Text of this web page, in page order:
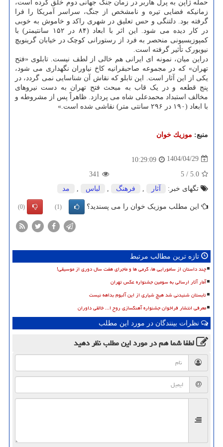
حمله ژاپن به پرل هاربر در زمان جنگ جهانی دوم خلق کرده است،
زمانیکه فضایی تیره و نامشخص از جنگ، سراسر آمریکا را فرا
گرفته بود. دلتنگی و حس تعلیق در شهری راکد و خاموش به خوبی
در کار دیده می شود. این اثر با ابعاد (۸۴ در ۱۵۲ سانتیمتر) با
کمپوزیسیونی منحصر به فرد از رستورانی کوچک در خیابان گرینویچ
نیویورک تأثیر گرفته است.
دراین میان، نمونه ای ایرانی هم خالی از لطف نیست. تابلوی «فتح
تهران» که در مجموعه صاحبقرانیه کاخ نیاوران نگهداری می شود،
یکی از این آثار است. این تابلو که نقاش آن شناسایی نمی گردد، در
پنج قطعه و در یک قاب به مبحث فتح تهران به دست نیروهای
مخالف استبداد محمدعلی شاه می پردازد. ظاهراً پس از مشروطه و
با ابعاد (۱۹۰ در ۲۹۶ سانتی متر) نقاشی شده است.»
منبع: موزیك خوان
1404/04/29
10:29:09
5.0
/
5
341
تگهای خبر:
آثار فرهنگ لباس مد
این مطلب موزیک خوان را می پسندید؟ (1)
(0)
تازه ترین مطالب مرتبط
چند داستان از سامورایی ها، گرمی ها و ماجرای هفت سال دوری از موسیقی!
آمار آثار ارسالی به سومین جشنواره عکس تهران
تابستان شنیدنی شد هیچ شیاری از این آلبوم بداهه نیست
معرفی انتشار فراخوان جشنواره آهنگسازی روح ا... خالقی داوران
نظرات بینندگان در مورد این مطلب
لطفا شما همدر مورد این مطلبنظر دهید